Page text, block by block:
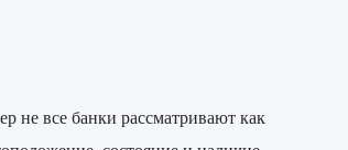
не все банки рассматривают как